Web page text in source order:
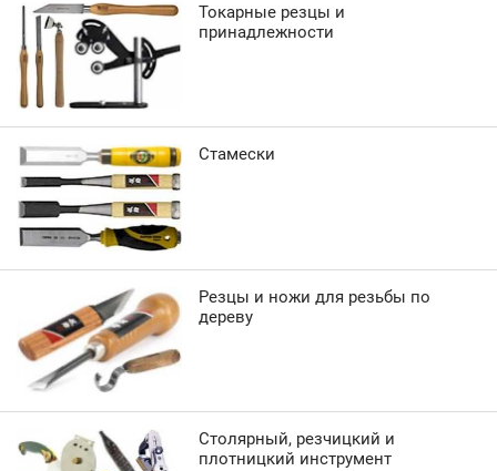
Токарные резцы и
принадлежности
Стамески
Резцы и ножи для резьбы по
дереву
Столярный, резчицкий и
плотницкий инструмент